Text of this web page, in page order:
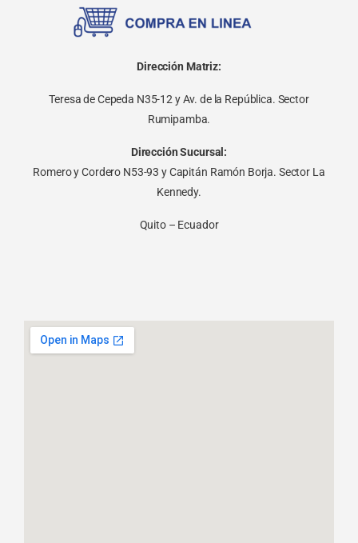
Dirección Matriz:
Teresa de Cepeda N35-12 y Av. de la República. Sector
Rumipamba.
Dirección Sucursal:
Romero y Cordero N53-93 y Capitán Ramón Borja. Sector La
Kennedy.
Quito – Ecuador